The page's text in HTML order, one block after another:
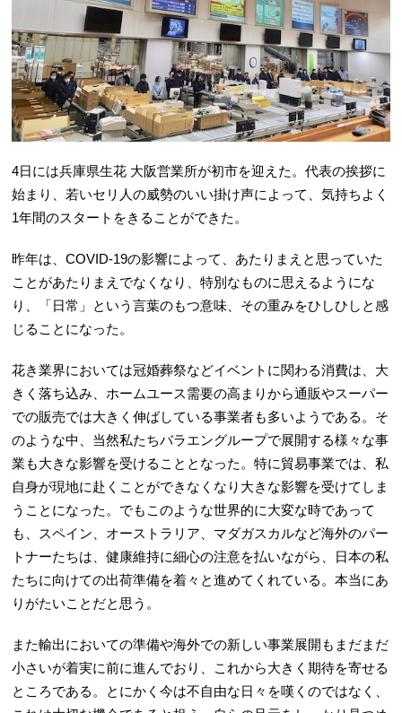
4日には兵庫県生花 大阪営業所が初市を迎えた。代表の挨拶に
始まり、若いセリ人の威勢のいい掛け声によって、気持ちよく
1年間のスタートをきることができた。
昨年は、COVID-19の影響によって、あたりまえと思っていた
ことがあたりまえでなくなり、特別なものに思えるようにな
り、「日常」という言葉のもつ意味、その重みをひしひしと感
じることになった。
花き業界においては冠婚葬祭などイベントに関わる消費は、大
きく落ち込み、ホームユース需要の高まりから通販やスーパー
での販売では大きく伸ばしている事業者も多いようである。そ
のような中、当然私たちバラエングループで展開する様々な事
業も大きな影響を受けることとなった。特に貿易事業では、私
自身が現地に赴くことができなくなり大きな影響を受けてしま
うことになった。でもこのような世界的に大変な時であって
も、スペイン、オーストラリア、マダガスカルなど海外のパー
トナーたちは、健康維持に細心の注意を払いながら、日本の私
たちに向けての出荷準備を着々と進めてくれている。本当にあ
りがたいことだと思う。
また輸出においての準備や海外での新しい事業展開もまだまだ
小さいが着実に前に進んでおり、これから大きく期待を寄せる
ところである。とにかく今は不自由な日々を嘆くのではなく、